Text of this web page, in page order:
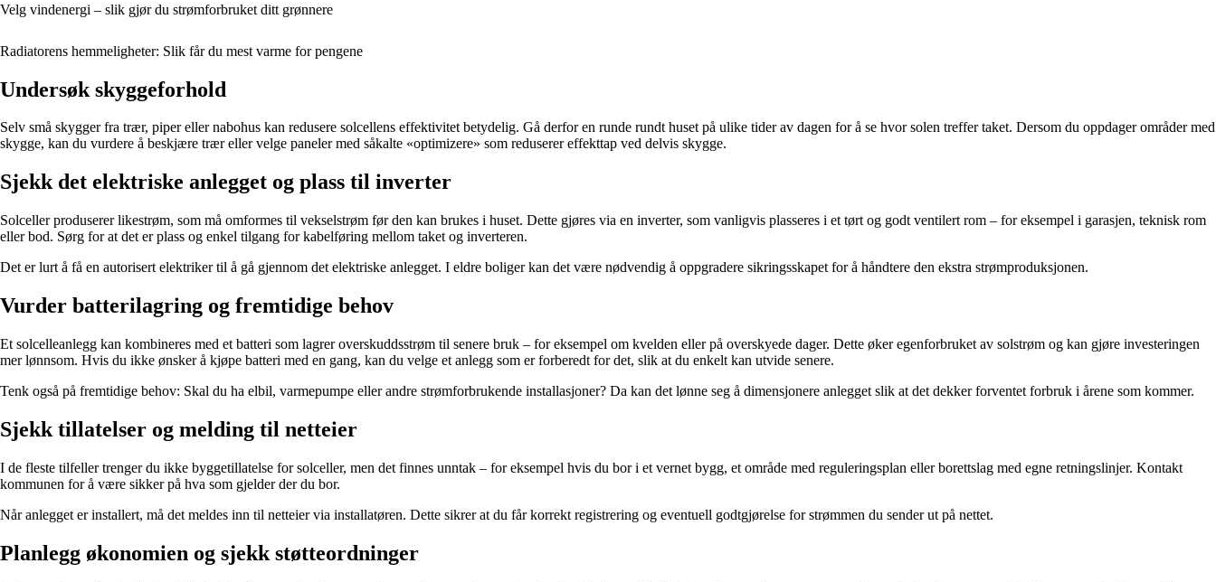
Velg vindenergi – slik gjør du strømforbruket ditt grønnere
Radiatorens hemmeligheter: Slik får du mest varme for pengene
Undersøk skyggeforhold
Selv små skygger fra trær, piper eller nabohus kan redusere solcellens effektivitet betydelig. Gå derfor en runde rundt huset på ulike tider av dagen for å se hvor solen treffer taket. Dersom du oppdager områder med
skygge, kan du vurdere å beskjære trær eller velge paneler med såkalte «optimizere» som reduserer effekttap ved delvis skygge.
Sjekk det elektriske anlegget og plass til inverter
Solceller produserer likestrøm, som må omformes til vekselstrøm før den kan brukes i huset. Dette gjøres via en inverter, som vanligvis plasseres i et tørt og godt ventilert rom – for eksempel i garasjen, teknisk rom
eller bod. Sørg for at det er plass og enkel tilgang for kabelføring mellom taket og inverteren.
Det er lurt å få en autorisert elektriker til å gå gjennom det elektriske anlegget. I eldre boliger kan det være nødvendig å oppgradere sikringsskapet for å håndtere den ekstra strømproduksjonen.
Vurder batterilagring og fremtidige behov
Et solcelleanlegg kan kombineres med et batteri som lagrer overskuddsstrøm til senere bruk – for eksempel om kvelden eller på overskyede dager. Dette øker egenforbruket av solstrøm og kan gjøre investeringen
mer lønnsom. Hvis du ikke ønsker å kjøpe batteri med en gang, kan du velge et anlegg som er forberedt for det, slik at du enkelt kan utvide senere.
Tenk også på fremtidige behov: Skal du ha elbil, varmepumpe eller andre strømforbrukende installasjoner? Da kan det lønne seg å dimensjonere anlegget slik at det dekker forventet forbruk i årene som kommer.
Sjekk tillatelser og melding til netteier
I de fleste tilfeller trenger du ikke byggetillatelse for solceller, men det finnes unntak – for eksempel hvis du bor i et vernet bygg, et område med reguleringsplan eller borettslag med egne retningslinjer. Kontakt
kommunen for å være sikker på hva som gjelder der du bor.
Når anlegget er installert, må det meldes inn til netteier via installatøren. Dette sikrer at du får korrekt registrering og eventuell godtgjørelse for strømmen du sender ut på nettet.
Planlegg økonomien og sjekk støtteordninger